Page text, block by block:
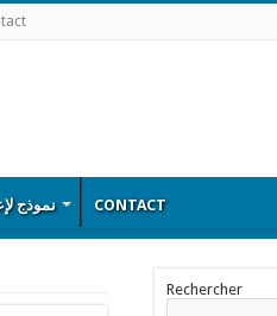
نموذج CONTACT
Rechercher